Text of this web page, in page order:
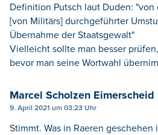
Definition Putsch laut Duden:
[von Militärs] durchgeführter
Übernahme der Staatsgewalt"
Vielleicht sollte man besser
bevor man seine Wortwahl
Marcel Scholzen Eimerscheid
9. April 2021 um 03:23 Uhr
Stimmt. Was in Raeren geschehen